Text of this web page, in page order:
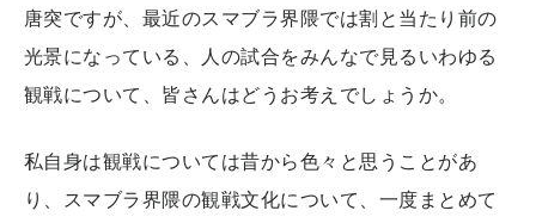
唐突ですが、最近のスマブラ界隈では割と当たり前の
光景になっている、人の試合をみんなで見るいわゆる
観戦について、皆さんはどうお考えでしょうか。
私自身は観戦については昔から色々と思うことがあ
り、スマブラ界隈の観戦文化について、一度まとめて